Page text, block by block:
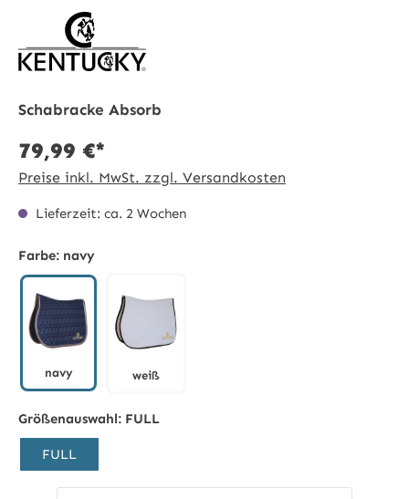
Schabracke Absorb
79,99 €*
Preise inkl. MwSt. zzgl. Versandkosten
Lieferzeit: ca. 2 Wochen
Farbe: navy
navy weiß
Größenauswahl: FULL
FULL